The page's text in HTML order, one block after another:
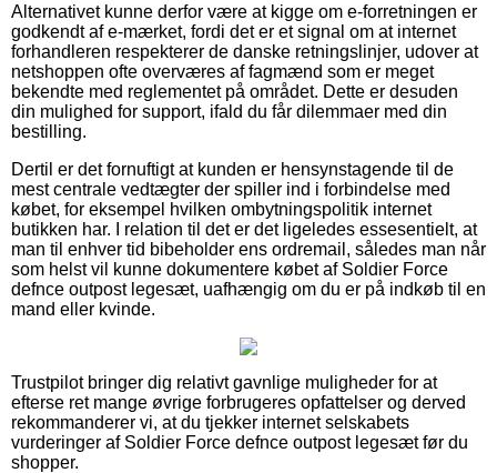
Alternativet kunne derfor være at kigge om e-forretningen er
godkendt af e-mærket, fordi det er et signal om at internet
forhandleren respekterer de danske retningslinjer, udover at
netshoppen ofte overværes af fagmænd som er meget
bekendte med reglementet på området. Dette er desuden
din mulighed for support, ifald du får dilemmaer med din
bestilling.
Dertil er det fornuftigt at kunden er hensynstagende til de
mest centrale vedtægter der spiller ind i forbindelse med
købet, for eksempel hvilken ombytningspolitik internet
butikken har. I relation til det er det ligeledes essesentielt, at
man til enhver tid bibeholder ens ordremail, således man når
som helst vil kunne dokumentere købet af Soldier Force
defnce outpost legesæt, uafhængig om du er på indkøb til en
mand eller kvinde.
Trustpilot bringer dig relativt gavnlige muligheder for at
efterse ret mange øvrige forbrugeres opfattelser og derved
rekommanderer vi, at du tjekker internet selskabets
vurderinger af Soldier Force defnce outpost legesæt før du
shopper.